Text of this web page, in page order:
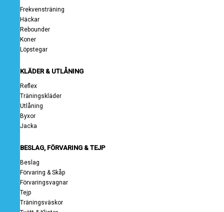
Frekvensträning
Häckar
Rebounder
Koner
Löpstegar
KLÄDER & UTLÅNING
Reflex
Träningskläder
Utlåning
Byxor
Jacka
BESLAG, FÖRVARING & TEJP
Beslag
Förvaring & Skåp
Förvaringsvagnar
Tejp
Träningsväskor